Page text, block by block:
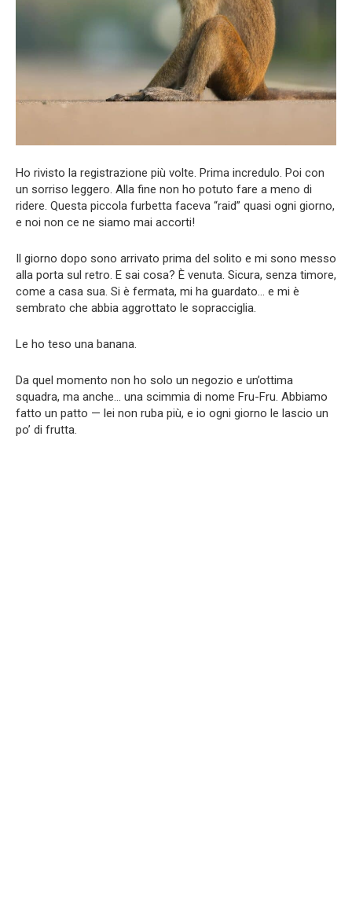
Ho rivisto la registrazione più volte. Prima incredulo. Poi con
un sorriso leggero. Alla fine non ho potuto fare a meno di
ridere. Questa piccola furbetta faceva “raid” quasi ogni giorno,
e noi non ce ne siamo mai accorti!
Il giorno dopo sono arrivato prima del solito e mi sono messo
alla porta sul retro. E sai cosa? È venuta. Sicura, senza timore,
come a casa sua. Si è fermata, mi ha guardato… e mi è
sembrato che abbia aggrottato le sopracciglia.
Le ho teso una banana.
Da quel momento non ho solo un negozio e un’ottima
squadra, ma anche… una scimmia di nome Fru-Fru. Abbiamo
fatto un patto — lei non ruba più, e io ogni giorno le lascio un
po’ di frutta.